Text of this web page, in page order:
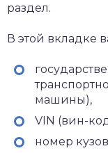
раздел.
В этой вкладке
машины),
VIN (вин-
номер